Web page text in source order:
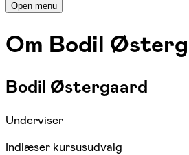
Open menu
Om Bodil
Bodil Østergaard
Underviser
Indlæser kursusudvalg